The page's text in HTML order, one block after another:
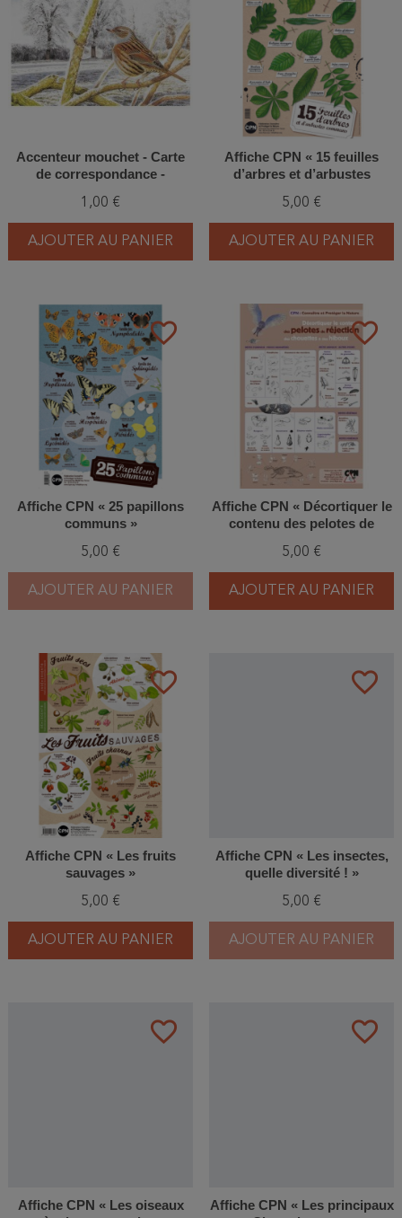
Accenteur mouchet - Carte
de correspondance -
1,00 €
AJOUTER AU PANIER
Affiche CPN « 15 feuilles
d’arbres et d’arbustes
5,00 €
AJOUTER AU PANIER
favorite_border
Affiche CPN « 25 papillons
communs »
5,00 €
AJOUTER AU PANIER
favorite_border
Affiche CPN « Décortiquer le
contenu des pelotes de
des hiboux »
5,00 €
AJOUTER AU PANIER
favorite_border
Affiche CPN « Les fruits
sauvages »
5,00 €
AJOUTER AU PANIER
favorite_border
Affiche CPN « Les insectes,
quelle diversité ! »
5,00 €
AJOUTER AU PANIER
favorite_border
Affiche CPN « Les oiseaux
favorite_border
Affiche CPN « Les principaux